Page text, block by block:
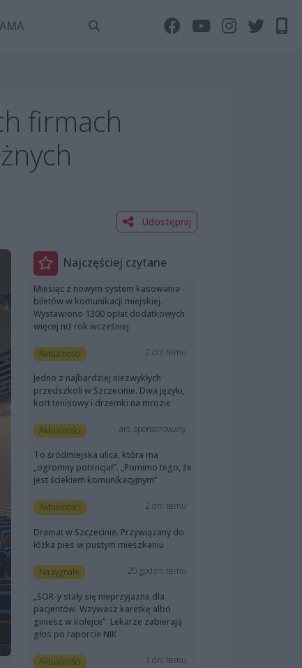
firmach
Udostępnij
Najczęściej czytane
Miesiąc z nowym system kasowania
biletów w komunikacji miejskiej.
Wystawiono 1300 opłat dodatkowych
więcej niż rok wcześniej
Aktualności 2 dni temu
Jedno z najbardziej niezwykłych
przedszkoli w Szczecinie. Dwa języki,
kort tenisowy i drzemki na mrozie
Aktualności art. sponsorowany
To śródmiejska ulica, która ma
„ogromny potencjał”. „Pomimo tego, że
jest ściekiem komunikacyjnym”
Aktualności 2 dni temu
Dramat w Szczecinie. Przywiązany do
łóżka pies w pustym mieszkaniu
Na sygnale 20 godzin temu
„SOR-y stały się nieprzyjazne dla
pacjentów. Wzywasz karetkę albo
giniesz w kolejce”. Lekarze zabierają
głos po raporcie NIK
Aktualności 3 dni temu